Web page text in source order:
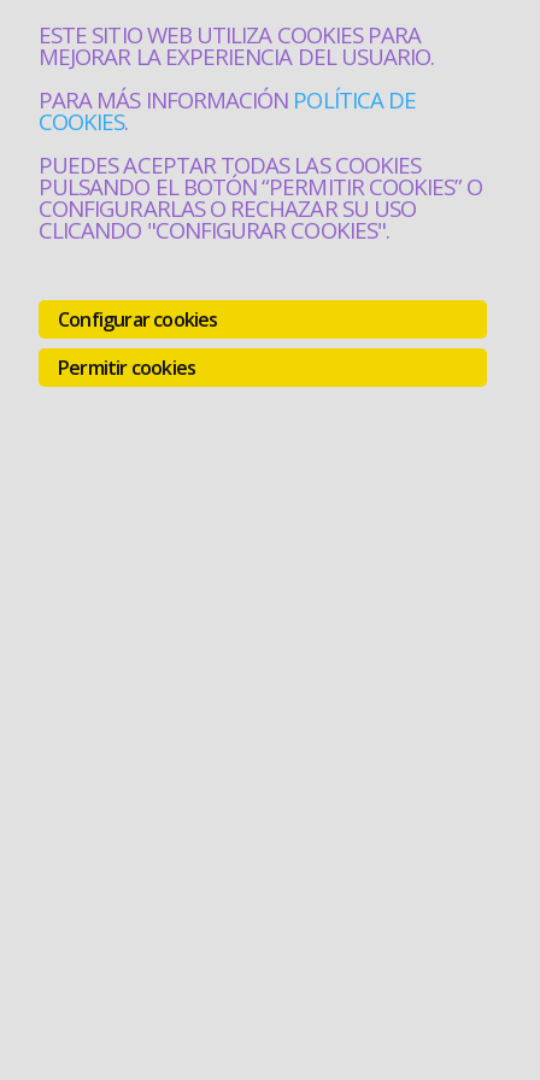
ESTE SITIO WEB UTILIZA COOKIES PARA
MEJORAR LA EXPERIENCIA DEL USUARIO.
PARA MÁS INFORMACIÓN POLÍTICA DE
COOKIES.
PUEDES ACEPTAR TODAS LAS COOKIES
PULSANDO EL BOTÓN “PERMITIR COOKIES” O
CONFIGURARLAS O RECHAZAR SU USO
CLICANDO "CONFIGURAR COOKIES".
Configurar cookies
Permitir cookies